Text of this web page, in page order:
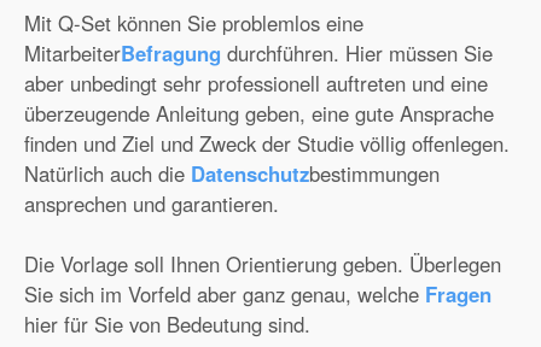
Mit Q-Set können Sie problemlos eine
MitarbeiterBefragung durchführen. Hier müssen Sie
aber unbedingt sehr professionell auftreten und eine
überzeugende Anleitung geben, eine gute Ansprache
finden und Ziel und Zweck der Studie völlig offenlegen.
Natürlich auch die Datenschutzbestimmungen
ansprechen und garantieren.
Die Vorlage soll Ihnen Orientierung geben. Überlegen
Sie sich im Vorfeld aber ganz genau, welche Fragen
hier für Sie von Bedeutung sind.